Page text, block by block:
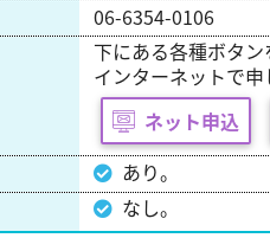
06-6354-0106
下にある各種ボタン
インターネットで
ネット申込
あり。
なし。